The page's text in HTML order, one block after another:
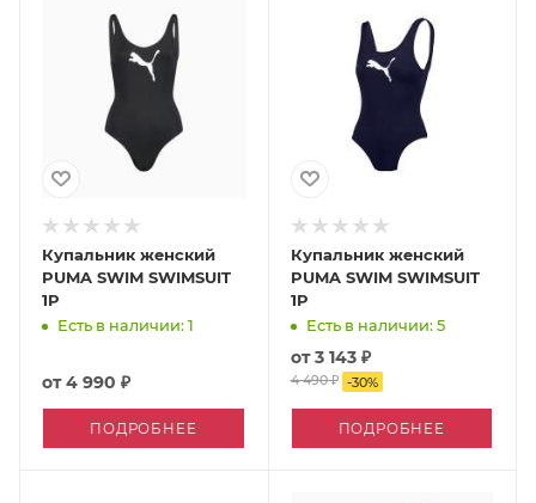
Купальник женский
PUMA SWIM SWIMSUIT
1P
Есть в наличии: 1
от4 990 ₽
ПОДРОБНЕЕ
Купальник женский
PUMA SWIM SWIMSUIT
1P
Есть в наличии: 5
от3 143 ₽
4 490 ₽ -30%
ПОДРОБНЕЕ